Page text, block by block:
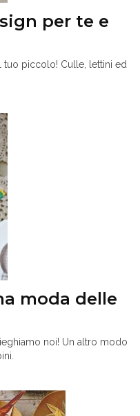
per te e
tuo piccolo! Culle, lettini ed
moda delle
noi! Un altro modo